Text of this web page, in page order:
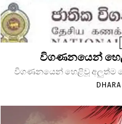
විගණනයෙන්
විගණනයෙන් හෙළිවූ අලුත්ම